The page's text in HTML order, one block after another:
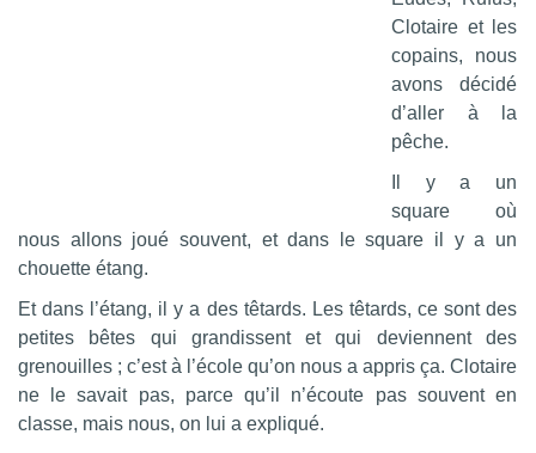
Clotaire et les
copains, nous
avons décidé
d’aller à la
pêche.
Il y a un
square où
nous allons joué souvent, et dans le square il y a un
chouette étang.
Et dans l’étang, il y a des têtards. Les têtards, ce sont des
petites bêtes qui grandissent et qui deviennent des
grenouilles ; c’est à l’école qu’on nous a appris ça. Clotaire
ne le savait pas, parce qu’il n’écoute pas souvent en
classe, mais nous, on lui a expliqué.